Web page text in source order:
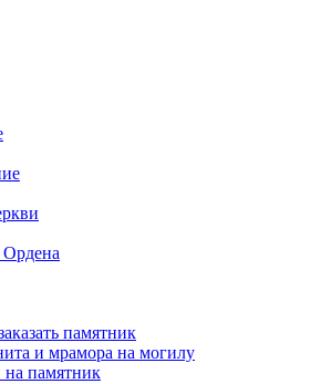
памятник
и мрамора на могилу
памятник